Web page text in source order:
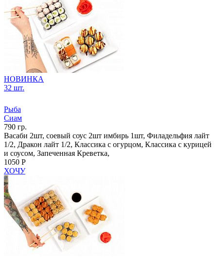
НОВИНКА
32 шт.
Рыба
Сиам
790 гр.
Васаби 2шт, соевый соус 2шт имбирь 1шт, Филадельфия лайт
1/2, Дракон лайт 1/2, Классика с огурцом, Классика с курицей
и соусом, Запеченная Креветка,
1050 Р
ХОЧУ